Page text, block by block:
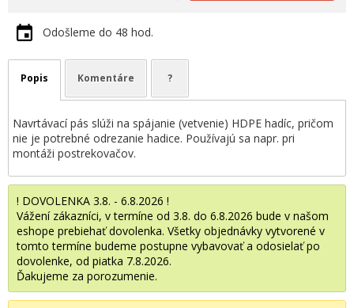
! DOVOLENKA 3.8. - 6.8.2026 !
Vážení zákazníci, v termíne od 3.8. do 6.8.2026 bude v našom
eshope prebiehať dovolenka. Všetky objednávky vytvorené v
tomto termíne budeme postupne vybavovať a odosielať po
dovolenke, od piatka 7.8.2026.
Ďakujeme za porozumenie.
Odošleme do 48 hod.
Popis Komentáre ?
Navrtávací pás slúži na spájanie (vetvenie) HDPE hadíc, pričom
nie je potrebné odrezanie hadice. Používajú sa napr. pri
montáži postrekovačov.